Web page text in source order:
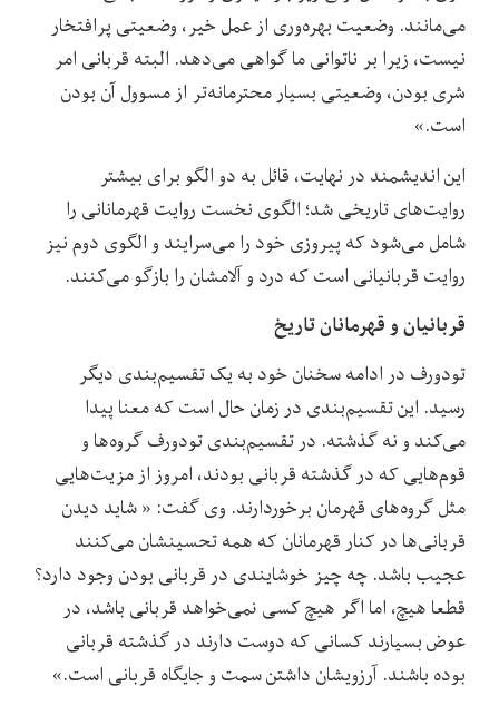
می‌مانند. وضعیت بهره‌وری از عمل خیر، وضعیتی پرافتخار
نیست، زیرا بر ناتوانی ما گواهی می‌دهد. البته قربانی امر
شری بودن، وضعیتی بسیار محترمانه‌تر از مسوول آن بودن
است.»
این اندیشمند در نهایت، قائل به دو الگو برای بیشتر
روایت‌های تاریخی شد؛ الگوی نخست روایت قهرمانانی را
شامل می‌شود که پیروزی خود را می‌‌سرایند و الگوی دوم نیز
روایت قربانیانی است که درد و آلامشان را بازگو می‌کنند.
قربانیان و قهرمانان تاریخ
تودورف در ادامه سخنان خود به یک تقسیم‌بندی دیگر
رسید. این تقسیم‌بندی در زمان حال است که معنا پیدا
می‌کند و نه گذشته. در تقسیم‌بندی تودورف گروه‌ها و
قوم‌هایی که در گذشته قربانی بودند، امروز از مزیت‌هایی
مثل گروه‌های قهرمان برخوردارند. وی گفت: « شاید دیدن
قربانی‌ها در کنار قهرمانان که همه تحسینشان می‌کنند
عجیب باشد. چه چیز خوشایندی در قربانی بودن وجود دارد؟
قطعا هیچ، اما اگر هیچ کسی نمی‌خواهد قربانی باشد، در
عوض بسیارند کسانی که دوست دارند در گذشته قربانی
بوده باشند. آرزویشان داشتن سمت و جایگاه قربانی است.»